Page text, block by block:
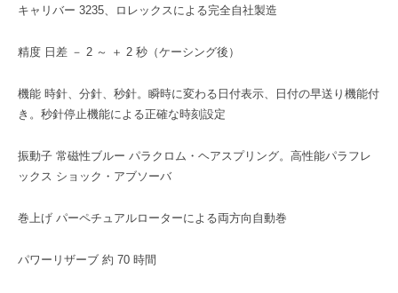
キャリバー 3235、ロレックスによる完全自社製造
精度 日差 － 2 ～ ＋ 2 秒（ケーシング後）
機能 時針、分針、秒針。瞬時に変わる日付表示、日付の早送り機能付
き。秒針停止機能による正確な時刻設定
振動子 常磁性ブルー パラクロム・ヘアスプリング。高性能パラフレ
ックス ショック・アブソーバ
巻上げ パーペチュアルローターによる両方向自動巻
パワーリザーブ 約 70 時間